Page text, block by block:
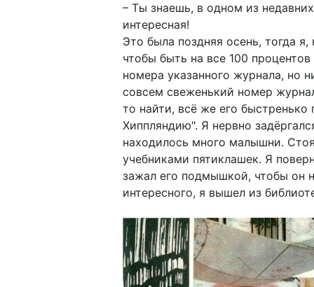
– Ты знаешь, в одном из
интересная!
Это была поздняя осень, тогда
чтобы быть на все 100
номера указанного журнала, но
совсем свеженький номер
то найти, всё же его
Хиппляндию". Я нервно
находилось много малышни.
учебниками пятиклашек. Я
зажал его подмышкой, чтобы он
интересного, я вышел из